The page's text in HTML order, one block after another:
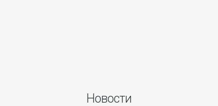
Новости